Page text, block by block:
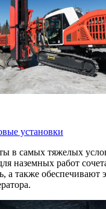
установки
в самых тяжелых
наземных работ
а также обеспечивают